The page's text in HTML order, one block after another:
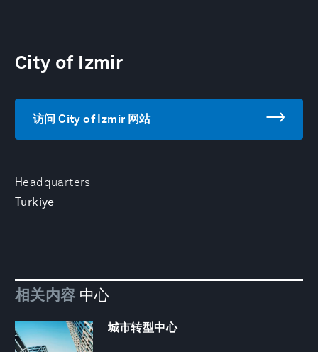
Headquarters
Türkiye
City of Izmir
访问 City of Izmir 网站
相关内容 中心
城市转型中心